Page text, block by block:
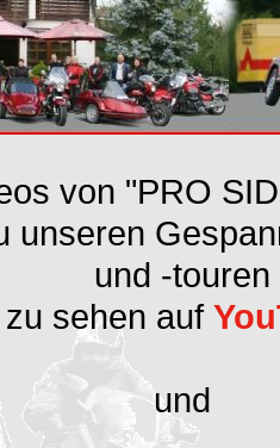
von "PRO
unseren
und -touren
zu sehen auf
und